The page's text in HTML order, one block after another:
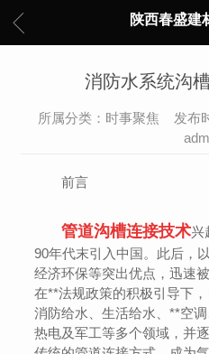
陕西春盛建
消防水系统沟
所属分类：时事聚焦 发布
前言
管道沟槽连接技术兴
90年代末引入中国。此后，
经济环保等突出优点，迅速
在**法规政策的积极引导下
消防给水、生活给水、**空
热电及军工等多个领域，并